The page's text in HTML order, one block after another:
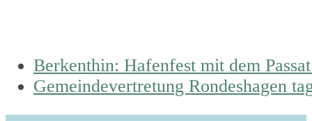
previous
post:
Berkenthin: Hafenfest mit dem
next
Gemeindevertretung Rondeshagen